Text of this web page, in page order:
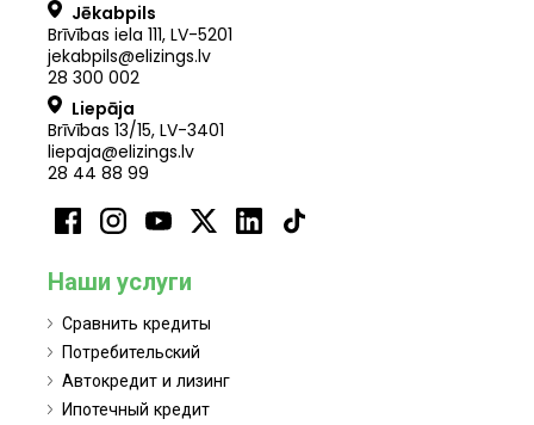
Jēkabpils
Brīvības iela 111, LV-5201
jekabpils@elizings.lv
28 300 002
Liepāja
Brīvības 13/15, LV-3401
liepaja@elizings.lv
28 44 88 99
Наши услуги
Сравнить кредиты
Потребительский
Автокредит и лизинг
Ипотечный кредит